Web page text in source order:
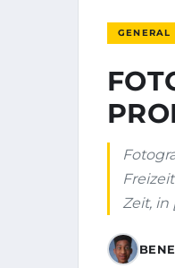
GENERAL
Zeit, in